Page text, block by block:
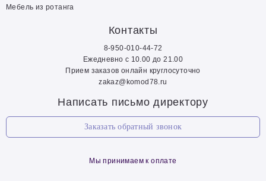
Мебель из ротанга
Контакты
8-950-010-44-72
Ежедневно с 10.00 до 21.00
Прием заказов онлайн круглосуточно
zakaz@komod78.ru
Написать письмо директору
Заказать обратный звонок
Мы принимаем к оплате